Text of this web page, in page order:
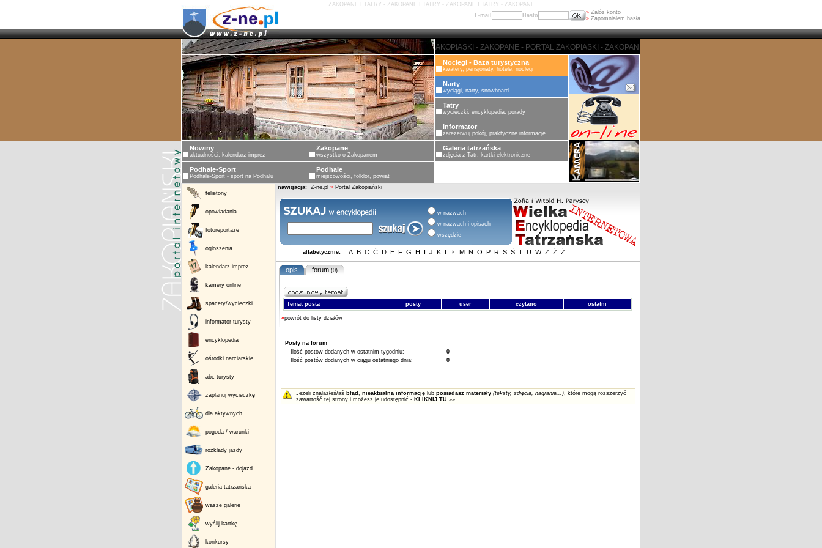
ZAKOPANE I TATRY - ZAKOPANE I TATRY - ZAKOPANE I TATRY - ZAKOPANE
E-mail
Hasło » Załóż konto
» Zapomniałem hasła
ZAKOPANE - PORTAL ZAKOPIASKI - ZAKOPANE - PORTAL ZAKOPIASKI - ZAKOPANE - PORTAL ZAKOPIASKI -
Noclegi - Baza turystyczna
kwatery, pensjonaty, hotele, noclegi
Narty
wyciągi, narty, snowboard
Tatry
wycieczki, encyklopedia, porady
Informator
zarezerwuj pokój, praktyczne informacje
Nowiny
aktualności, kalendarz imprez
Zakopane
wszystko o Zakopanem
Galeria tatrzańska
zdjęcia z Tatr, kartki elektroniczne
Podhale-Sport
Podhale-Sport - sport na Podhalu
Podhale
miejscowości, folklor, powiat
felietony
opowiadania
fotoreportaże
ogłoszenia
kalendarz imprez
kamery online
spacery/wycieczki
informator turysty
encyklopedia
ośrodki narciarskie
abc turysty
zaplanuj wycieczkę
dla aktywnych
pogoda / warunki
rozkłady jazdy
Zakopane - dojazd
galeria tatrzańska
wasze galerie
wyślij kartkę
konkursy
nawigacja: Z-ne.pl » Portal Zakopiański
w nazwach
w nazwach i opisach
wszędzie
alfabetycznie: A B C Ć D E F G H I J K L Ł M N O P R S Ś T U W Z Ź Ż
opis forum (0)
Temat posta posty user czytano ostatni
«powrót do listy działów
Posty na forum
Ilość postów dodanych w ostatnim tygodniu:
0
Ilość postów dodanych w ciągu ostatniego dnia:
0
Jeżeli znalazłeś/aś błąd , nieaktualną informacjęlub posiadasz materiały (teksty, zdjęcia, nagrania...), które mogą rozszerzyć
zawartość tej strony i możesz je udostępnić - KLIKNIJ TU »»